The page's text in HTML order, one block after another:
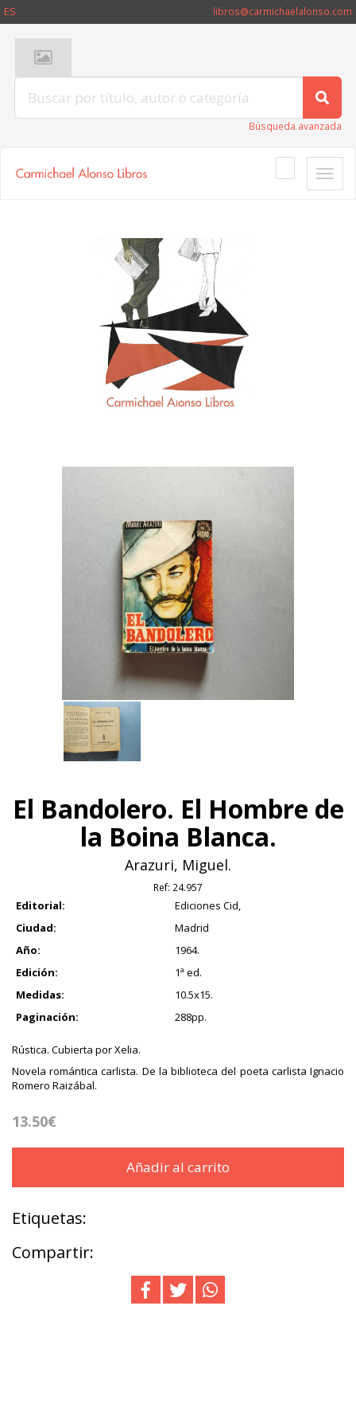
ES libros@carmichaelalonso.com
Búsqueda avanzada
Toggle
El Bandolero. El Hombre de
la Boina Blanca.
Arazuri, Miguel.
Ref: 24.957
Editorial:
Ediciones Cid,
Ciudad:
Madrid
Año:
1964.
Edición:
1ª ed.
Medidas:
10.5x15.
Paginación:
288pp.
Rústica. Cubierta por Xelia.
Novela romántica carlista. De la biblioteca del poeta carlista Ignacio
Romero Raizábal.
13.50€
Añadir al carrito
Etiquetas:
Compartir: